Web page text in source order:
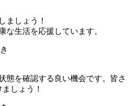
ましょう！
な生活を応援しています。
態を確認する良い機会です。皆さ
しょう！